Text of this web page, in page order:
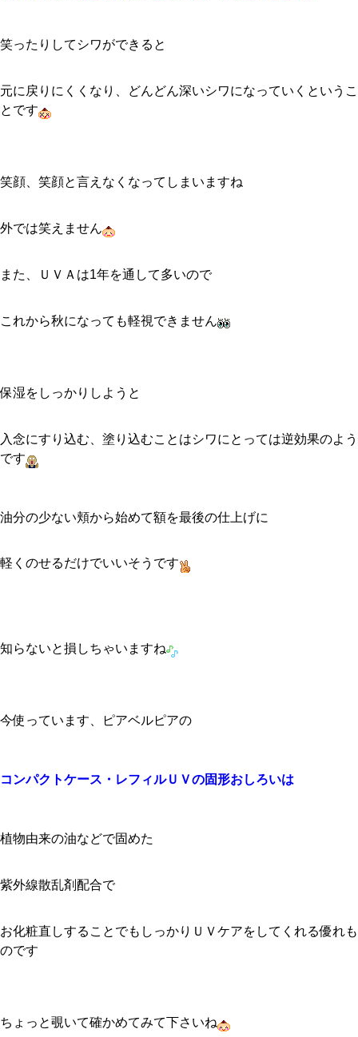
笑ったりしてシワができると
元に戻りにくくなり、どんどん深いシワになっていくというこ
とです
笑顔、笑顔と言えなくなってしまいますね
外では笑えません
また、ＵＶＡは1年を通して多いので
これから秋になっても軽視できません
保湿をしっかりしようと
入念にすり込む、塗り込むことはシワにとっては逆効果のよう
です
油分の少ない頬から始めて額を最後の仕上げに
軽くのせるだけでいいそうです
知らないと損しちゃいますね
今使っています、ピアベルピアの
コンパクトケース・レフィルＵＶの固形おしろいは
植物由来の油などで固めた
紫外線散乱剤配合で
お化粧直しすることでもしっかりＵＶケアをしてくれる優れも
のです
ちょっと覗いて確かめてみて下さいね